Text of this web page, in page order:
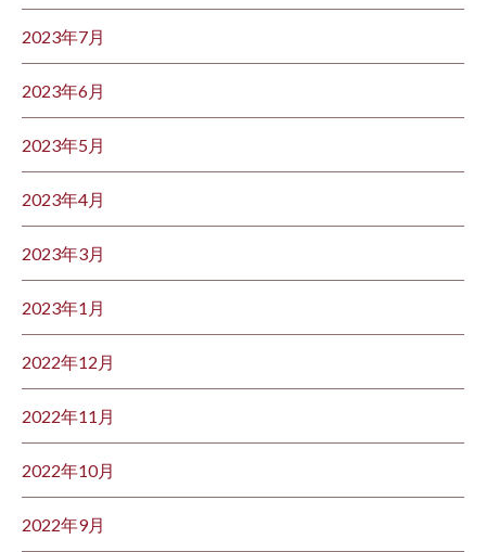
2023年7月
2023年6月
2023年5月
2023年4月
2023年3月
2023年1月
2022年12月
2022年11月
2022年10月
2022年9月